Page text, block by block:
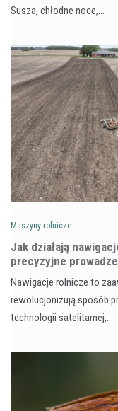
Susza, chłodne noce,…
Maszyny rolnicze
Jak działają
precyzyjne
Nawigacje rolnicze to
rewolucjonizują sposób
technologii satelitarnej,…